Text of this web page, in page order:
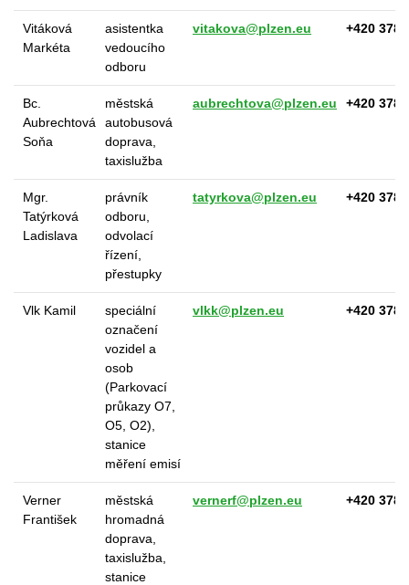
Vitáková
Markéta
asistentka
vedoucího
odboru
vitakova@plzen.eu +420 378
Bc.
Aubrechtová
Soňa
městská
autobusová
doprava,
taxislužba
aubrechtova@plzen.eu +420 378
Mgr.
Tatýrková
Ladislava
právník
odboru,
odvolací
řízení,
přestupky
tatyrkova@plzen.eu +420 378
Vlk Kamil
speciální
označení
vozidel a
osob
(Parkovací
průkazy O7,
O5, O2),
stanice
měření emisí
vlkk@plzen.eu +420 378
Verner
František
městská
hromadná
doprava,
taxislužba,
stanice
vernerf@plzen.eu +420 378